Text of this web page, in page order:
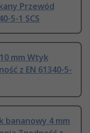
Przewód
5-1 SCS
mm Wtyk
z EN 61340-5-
bananowy 4 mm